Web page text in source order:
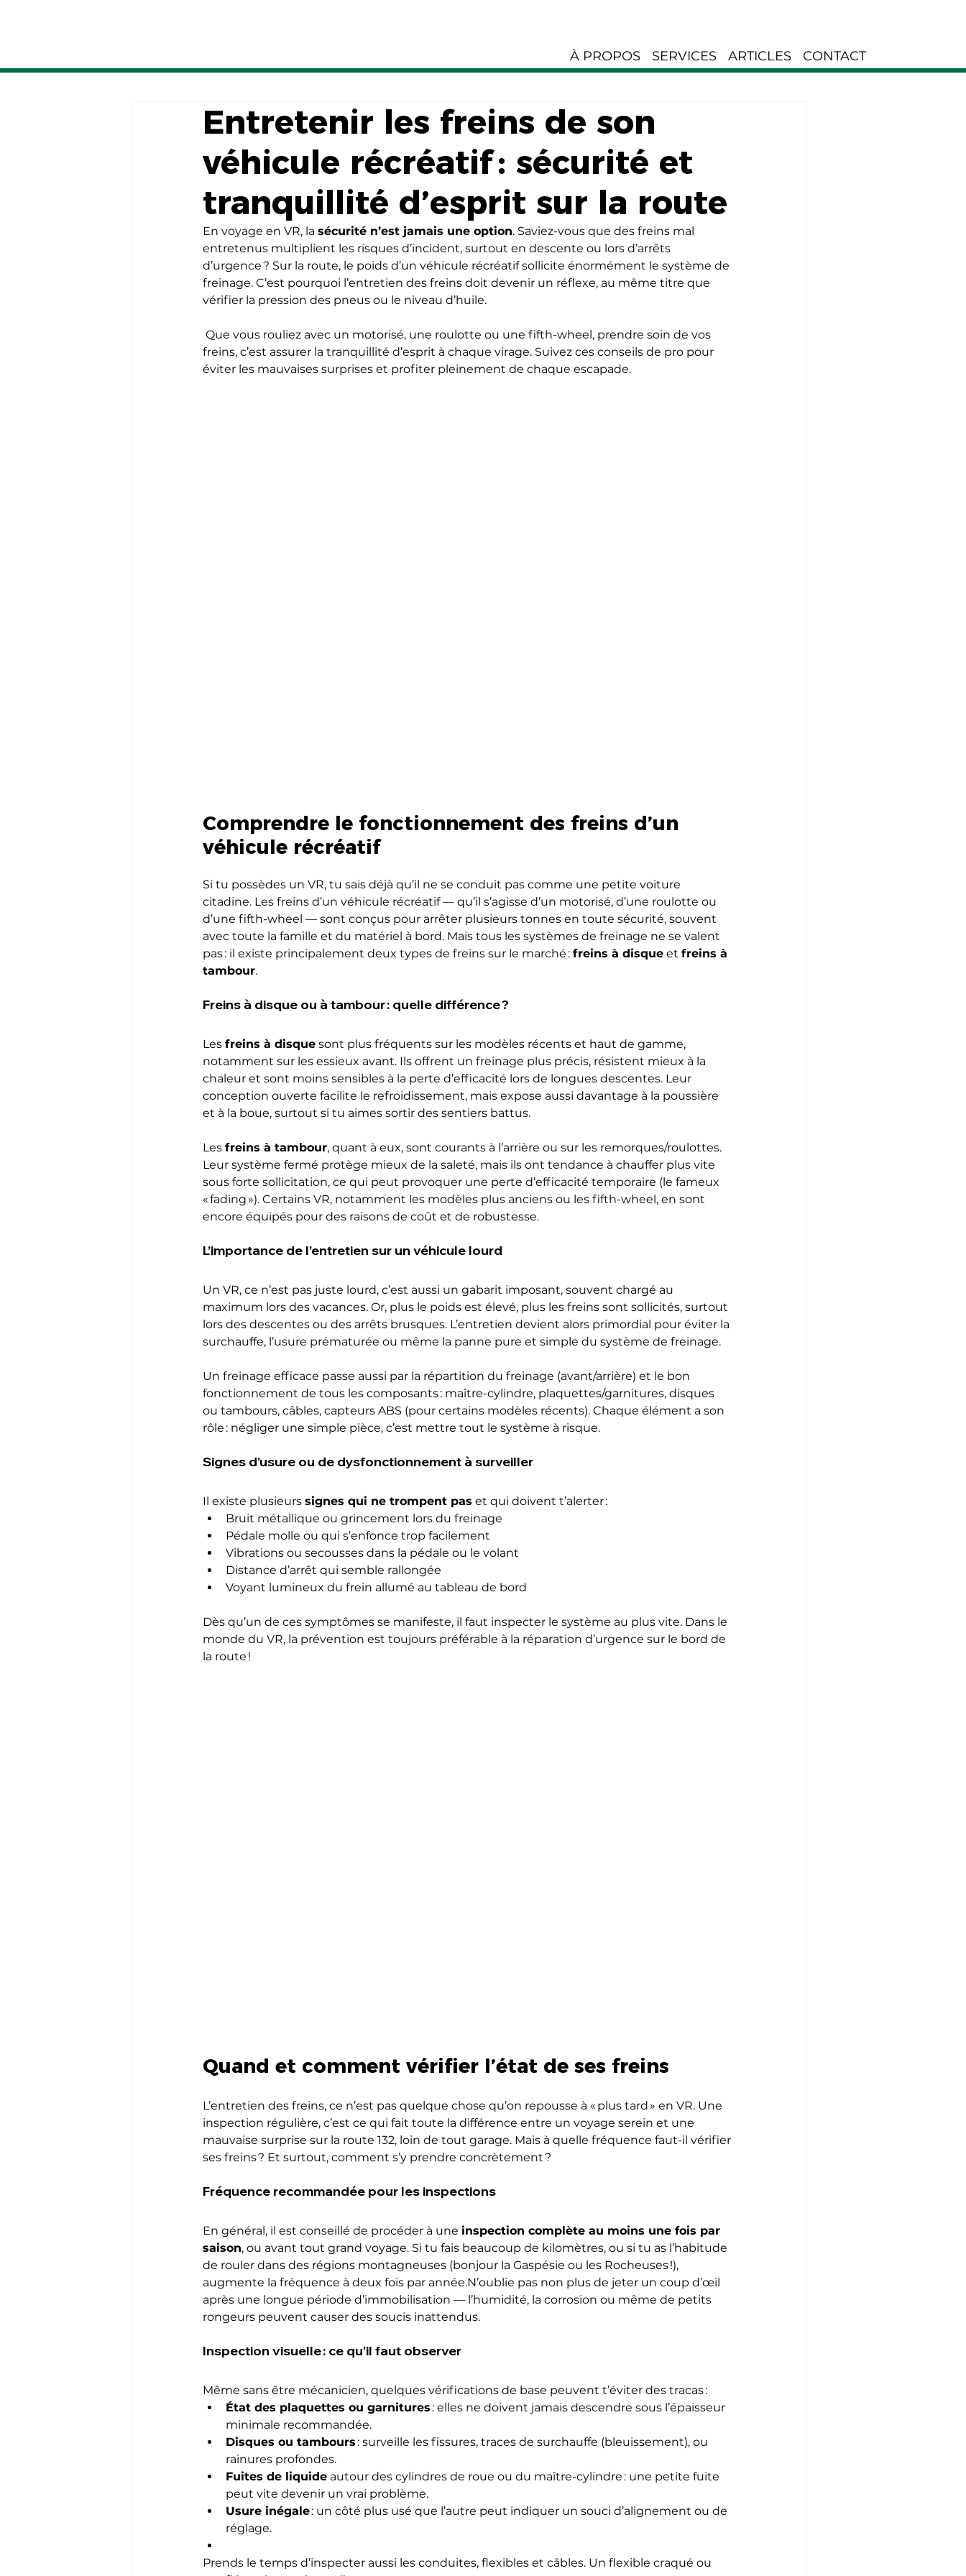
À PROPOS SERVICES ARTICLES CONTACT
Entretenir les freins de son
véhicule récréatif : sécurité et
tranquillité d’esprit sur la route
En voyage en VR, la sécurité n’est jamais une option. Saviez-vous que des freins mal
entretenus multiplient les risques d’incident, surtout en descente ou lors d’arrêts
d’urgence ? Sur la route, le poids d’un véhicule récréatif sollicite énormément le système de
freinage. C’est pourquoi l’entretien des freins doit devenir un réflexe, au même titre que
vérifier la pression des pneus ou le niveau d’huile.
freins, c’est assurer la tranquillité d’esprit à chaque virage. Suivez ces conseils de pro pour
éviter les mauvaises surprises et profiter pleinement de chaque escapade.
Comprendre le fonctionnement des freins d’un
véhicule récréatif
Si tu possèdes un VR, tu sais déjà qu’il ne se conduit pas comme une petite voiture
citadine. Les freins d’un véhicule récréatif — qu’il s’agisse d’un motorisé, d’une roulotte ou
d’une fifth-wheel — sont conçus pour arrêter plusieurs tonnes en toute sécurité, souvent
avec toute la famille et du matériel à bord. Mais tous les systèmes de freinage ne se valent
pas : il existe principalement deux types de freins sur le marché : freins à disque et freins à
tambour.
Freins à disque ou à tambour : quelle différence ?
Les freins à disque sont plus fréquents sur les modèles récents et haut de gamme,
notamment sur les essieux avant. Ils offrent un freinage plus précis, résistent mieux à la
chaleur et sont moins sensibles à la perte d’efficacité lors de longues descentes. Leur
conception ouverte facilite le refroidissement, mais expose aussi davantage à la poussière
et à la boue, surtout si tu aimes sortir des sentiers battus.
Les freins à tambour, quant à eux, sont courants à l’arrière ou sur les remorques/roulottes.
Leur système fermé protège mieux de la saleté, mais ils ont tendance à chauffer plus vite
sous forte sollicitation, ce qui peut provoquer une perte d’efficacité temporaire (le fameux
« fading »). Certains VR, notamment les modèles plus anciens ou les fifth-wheel, en sont
encore équipés pour des raisons de coût et de robustesse.
L’importance de l’entretien sur un véhicule lourd
Un VR, ce n’est pas juste lourd, c’est aussi un gabarit imposant, souvent chargé au
maximum lors des vacances. Or, plus le poids est élevé, plus les freins sont sollicités, surtout
lors des descentes ou des arrêts brusques. L’entretien devient alors primordial pour éviter la
surchauffe, l’usure prématurée ou même la panne pure et simple du système de freinage.
Un freinage efficace passe aussi par la répartition du freinage (avant/arrière) et le bon
fonctionnement de tous les composants : maître-cylindre, plaquettes/garnitures, disques
ou tambours, câbles, capteurs ABS (pour certains modèles récents). Chaque élément a son
rôle : négliger une simple pièce, c’est mettre tout le système à risque.
Signes d’usure ou de dysfonctionnement à surveiller
Il existe plusieurs signes qui ne trompent pas et qui doivent t’alerter :
Bruit métallique ou grincement lors du freinage
Pédale molle ou qui s’enfonce trop facilement
Vibrations ou secousses dans la pédale ou le volant
Distance d’arrêt qui semble rallongée
Voyant lumineux du frein allumé au tableau de bord
Dès qu’un de ces symptômes se manifeste, il faut inspecter le système au plus vite. Dans le
monde du VR, la prévention est toujours préférable à la réparation d’urgence sur le bord de
la route !
Quand et comment vérifier l’état de ses freins
L’entretien des freins, ce n’est pas quelque chose qu’on repousse à « plus tard » en VR. Une
inspection régulière, c’est ce qui fait toute la différence entre un voyage serein et une
mauvaise surprise sur la route 132, loin de tout garage. Mais à quelle fréquence faut-il vérifier
ses freins ? Et surtout, comment s’y prendre concrètement ?
Fréquence recommandée pour les inspections
En général, il est conseillé de procéder à une inspection complète au moins une fois par
saison, ou avant tout grand voyage. Si tu fais beaucoup de kilomètres, ou si tu as l’habitude
de rouler dans des régions montagneuses (bonjour la Gaspésie ou les Rocheuses !),
augmente la fréquence à deux fois par année.N’oublie pas non plus de jeter un coup d’œil
après une longue période d’immobilisation — l’humidité, la corrosion ou même de petits
rongeurs peuvent causer des soucis inattendus.
Inspection visuelle : ce qu’il faut observer
Même sans être mécanicien, quelques vérifications de base peuvent t’éviter des tracas :
État des plaquettes ou garnitures : elles ne doivent jamais descendre sous l’épaisseur
minimale recommandée.
Disques ou tambours : surveille les fissures, traces de surchauffe (bleuissement), ou
rainures profondes.
Fuites de liquide autour des cylindres de roue ou du maître-cylindre : une petite fuite
peut vite devenir un vrai problème.
Usure inégale : un côté plus usé que l’autre peut indiquer un souci d’alignement ou de
réglage.
Prends le temps d’inspecter aussi les conduites, flexibles et câbles. Un flexible craqué ou